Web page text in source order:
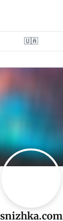
🇺🇦
snizhka.com